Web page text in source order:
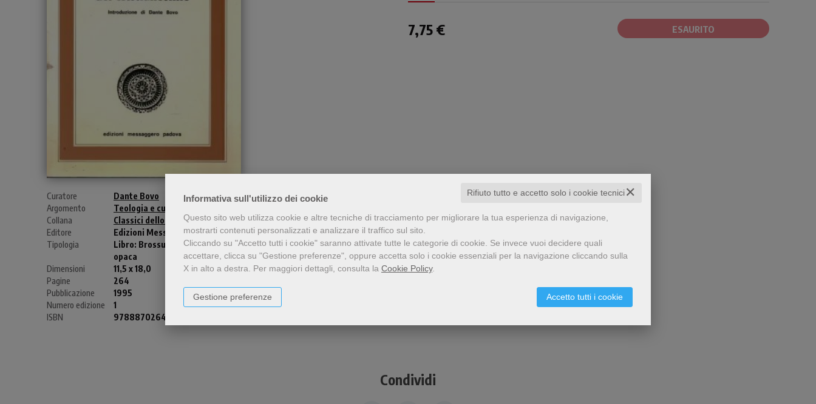
Informativa sull'utilizzo dei cookie ✕
Rifiuto tutto e accetto solo i cookie tecnici
Questo sito web utilizza cookie e altre tecniche di tracciamento per migliorare la tua esperienza di navigazione,
mostrarti contenuti personalizzati e analizzare il traffico sul sito.
Cliccando su "Accetto tutti i cookie" saranno attivate tutte le categorie di cookie. Se invece vuoi decidere quali
accettare, clicca su "Gestione preferenze", oppure accetta solo i cookie essenziali per la navigazione cliccando sulla
X in alto a destra. Per maggiori dettagli, consulta la Cookie Policy.
Accetto tutti i cookie
Gestione preferenze
Curatore
Dante Bovo
Argomento
Teologia e cultura religiosa
Collana
Classici dello Spirito
Editore
Edizioni Messaggero Padova
Tipologia
Libro: Brossura plastificata
opaca
Dimensioni
11,5 x 18,0
Pagine
264
Pubblicazione
1995
Numero edizione
1
ISBN
9788870264180
7,75 € ESAURITO
Condividi